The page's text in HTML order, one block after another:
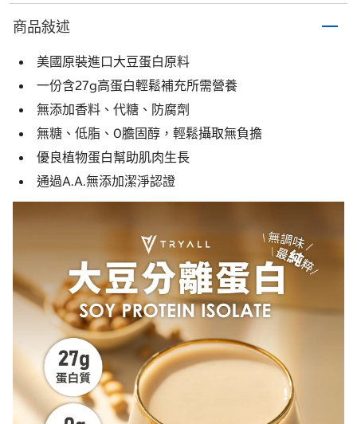
商品敍述
美國原裝進口大豆蛋白原料
一份含27g高蛋白輕鬆補充所需營養
無添加香料、代糖、防腐劑
無糖、低脂、0膽固醇，輕鬆攝取無負擔
優良植物蛋白幫助肌肉生長
通過A.A.無添加潔淨認證